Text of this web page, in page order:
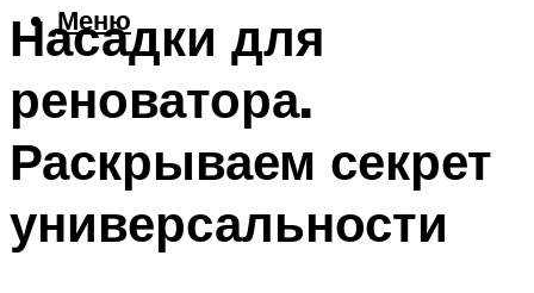
Меню
Насадки для
реноватора.
Раскрываем секрет
универсальности